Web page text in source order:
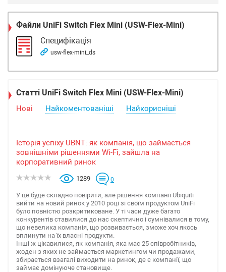
Файли UniFi Switch Flex Mini (USW-Flex-Mini)
Специфікація
usw-flex-mini_ds
Статті UniFi Switch Flex Mini (USW-Flex-Mini)
Нові Найкоментованіші Найкорисніші
Історія успіху UBNT: як компанія, що займається
зовнішніми рішеннями Wi-Fi, зайшла на
корпоративний ринок
1289 0
У це буде складно повірити, але рішення компанії Ubiquiti
вийти на новий ринок у 2010 році зі своїм продуктом UniFi
було повністю розкритиковане. У ті часи дуже багато
конкурентів ставилися до нас скептично і сумнівалися в тому,
що невелика компанія, що розвивається, зможе хоч якось
вплинути на їх власні продукти.
Інші ж цікавилися, як компанія, яка має 25 співробітників,
жоден з яких не займається маркетингом чи продажами,
збирається взагалі виходити на ринок, де є компанії, що
займає домінуюче становище.